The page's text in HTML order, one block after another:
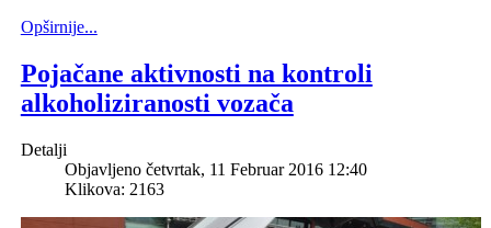
Opširnije...
Pojačane aktivnosti na kontroli
alkoholiziranosti vozača
Detalji
Objavljeno četvrtak, 11 Februar 2016 12:40
Klikova: 2163